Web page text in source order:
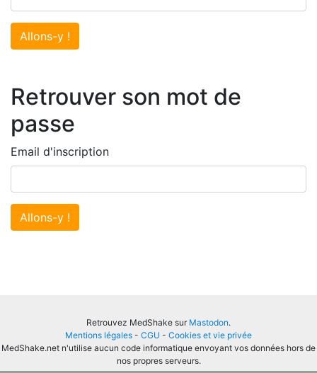
Allons-y !
Retrouver son mot de
passe
Email d'inscription
Allons-y !
Retrouvez MedShake sur Mastodon.
Mentions légales - CGU - Cookies et vie privée
MedShake.net n'utilise aucun code informatique envoyant vos données hors de
nos propres serveurs.